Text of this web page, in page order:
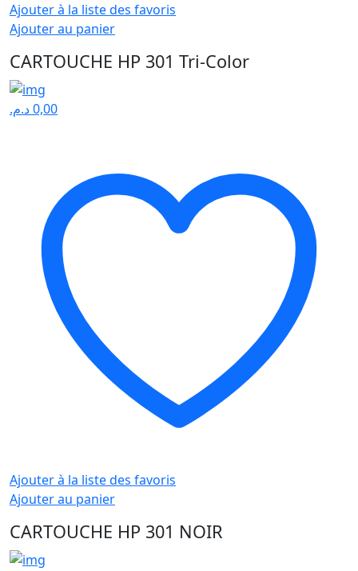
Ajouter à la liste des favoris
Ajouter au panier
CARTOUCHE HP 301 Tri-Color
0,00د.م.
Ajouter à la liste des favoris
Ajouter au panier
CARTOUCHE HP 301 NOIR